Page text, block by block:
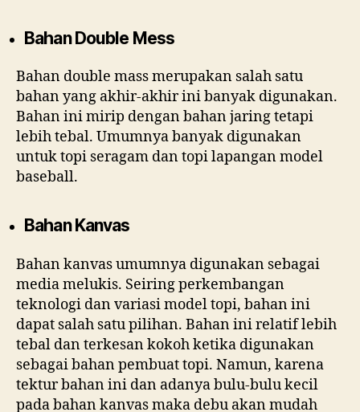
Bahan Double Mess
Bahan double mass merupakan salah satu
bahan yang akhir-akhir ini banyak digunakan.
Bahan ini mirip dengan bahan jaring tetapi
lebih tebal. Umumnya banyak digunakan
untuk topi seragam dan topi lapangan model
baseball.
Bahan Kanvas
Bahan kanvas umumnya digunakan sebagai
media melukis. Seiring perkembangan
teknologi dan variasi model topi, bahan ini
dapat salah satu pilihan. Bahan ini relatif lebih
tebal dan terkesan kokoh ketika digunakan
sebagai bahan pembuat topi. Namun, karena
tektur bahan ini dan adanya bulu-bulu kecil
pada bahan kanvas maka debu akan mudah